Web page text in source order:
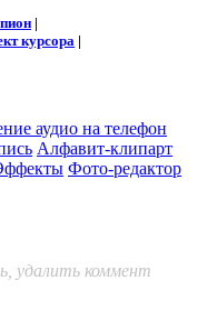
|
курсора |
Алфавит-клипарт
Фото-редактор
удалить коммент